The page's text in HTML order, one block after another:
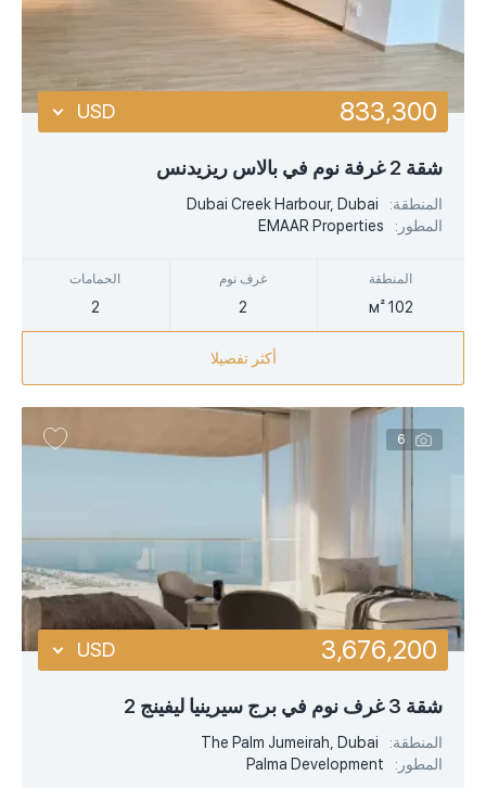
شقة 2 غرفة نوم في بالاس ريزيدنس
المنطقة:
Dubai Creek Harbour, Dubai
المطور:
EMAAR Properties
المنطقة
102 м²
غرف نوم
2
الحمامات
2
833,300
USD
أكثر تفصيلا
6
شقة 3 غرف نوم في برج سيرينيا ليفينج 2
المنطقة:
The Palm Jumeirah, Dubai
المطور:
Palma Development
3,676,200
USD